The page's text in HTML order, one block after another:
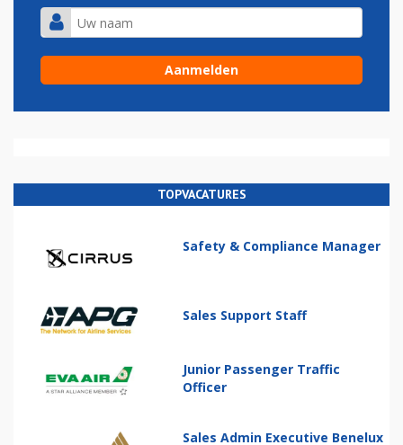
TOPVACATURES
Safety & Compliance Manager
Sales Support Staff
Junior Passenger Traffic
Officer
Sales Admin Executive Benelux